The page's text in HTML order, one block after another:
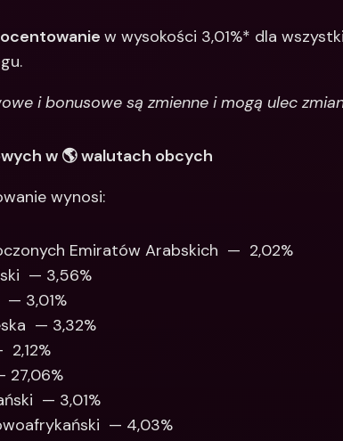
w wysokości 3,01%* dla
i bonusowe są zmienne i mogą ulec
w 🌎 walutach obcych
wynosi:
Emiratów Arabskich  —  2,02%
— 3,56%
— 3,01%
— 3,32%
2,12%
27,06%
— 3,01%
— 4,03%